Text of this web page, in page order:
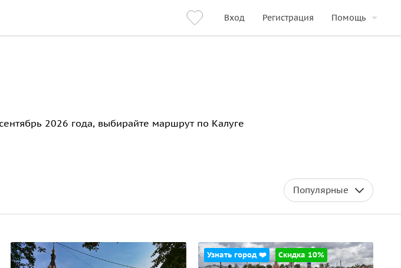
Вход Регистрация Помощь
2026 года, выбирайте маршрут по Калуге
Популярные
Узнать город ❤️ Скидка 10%